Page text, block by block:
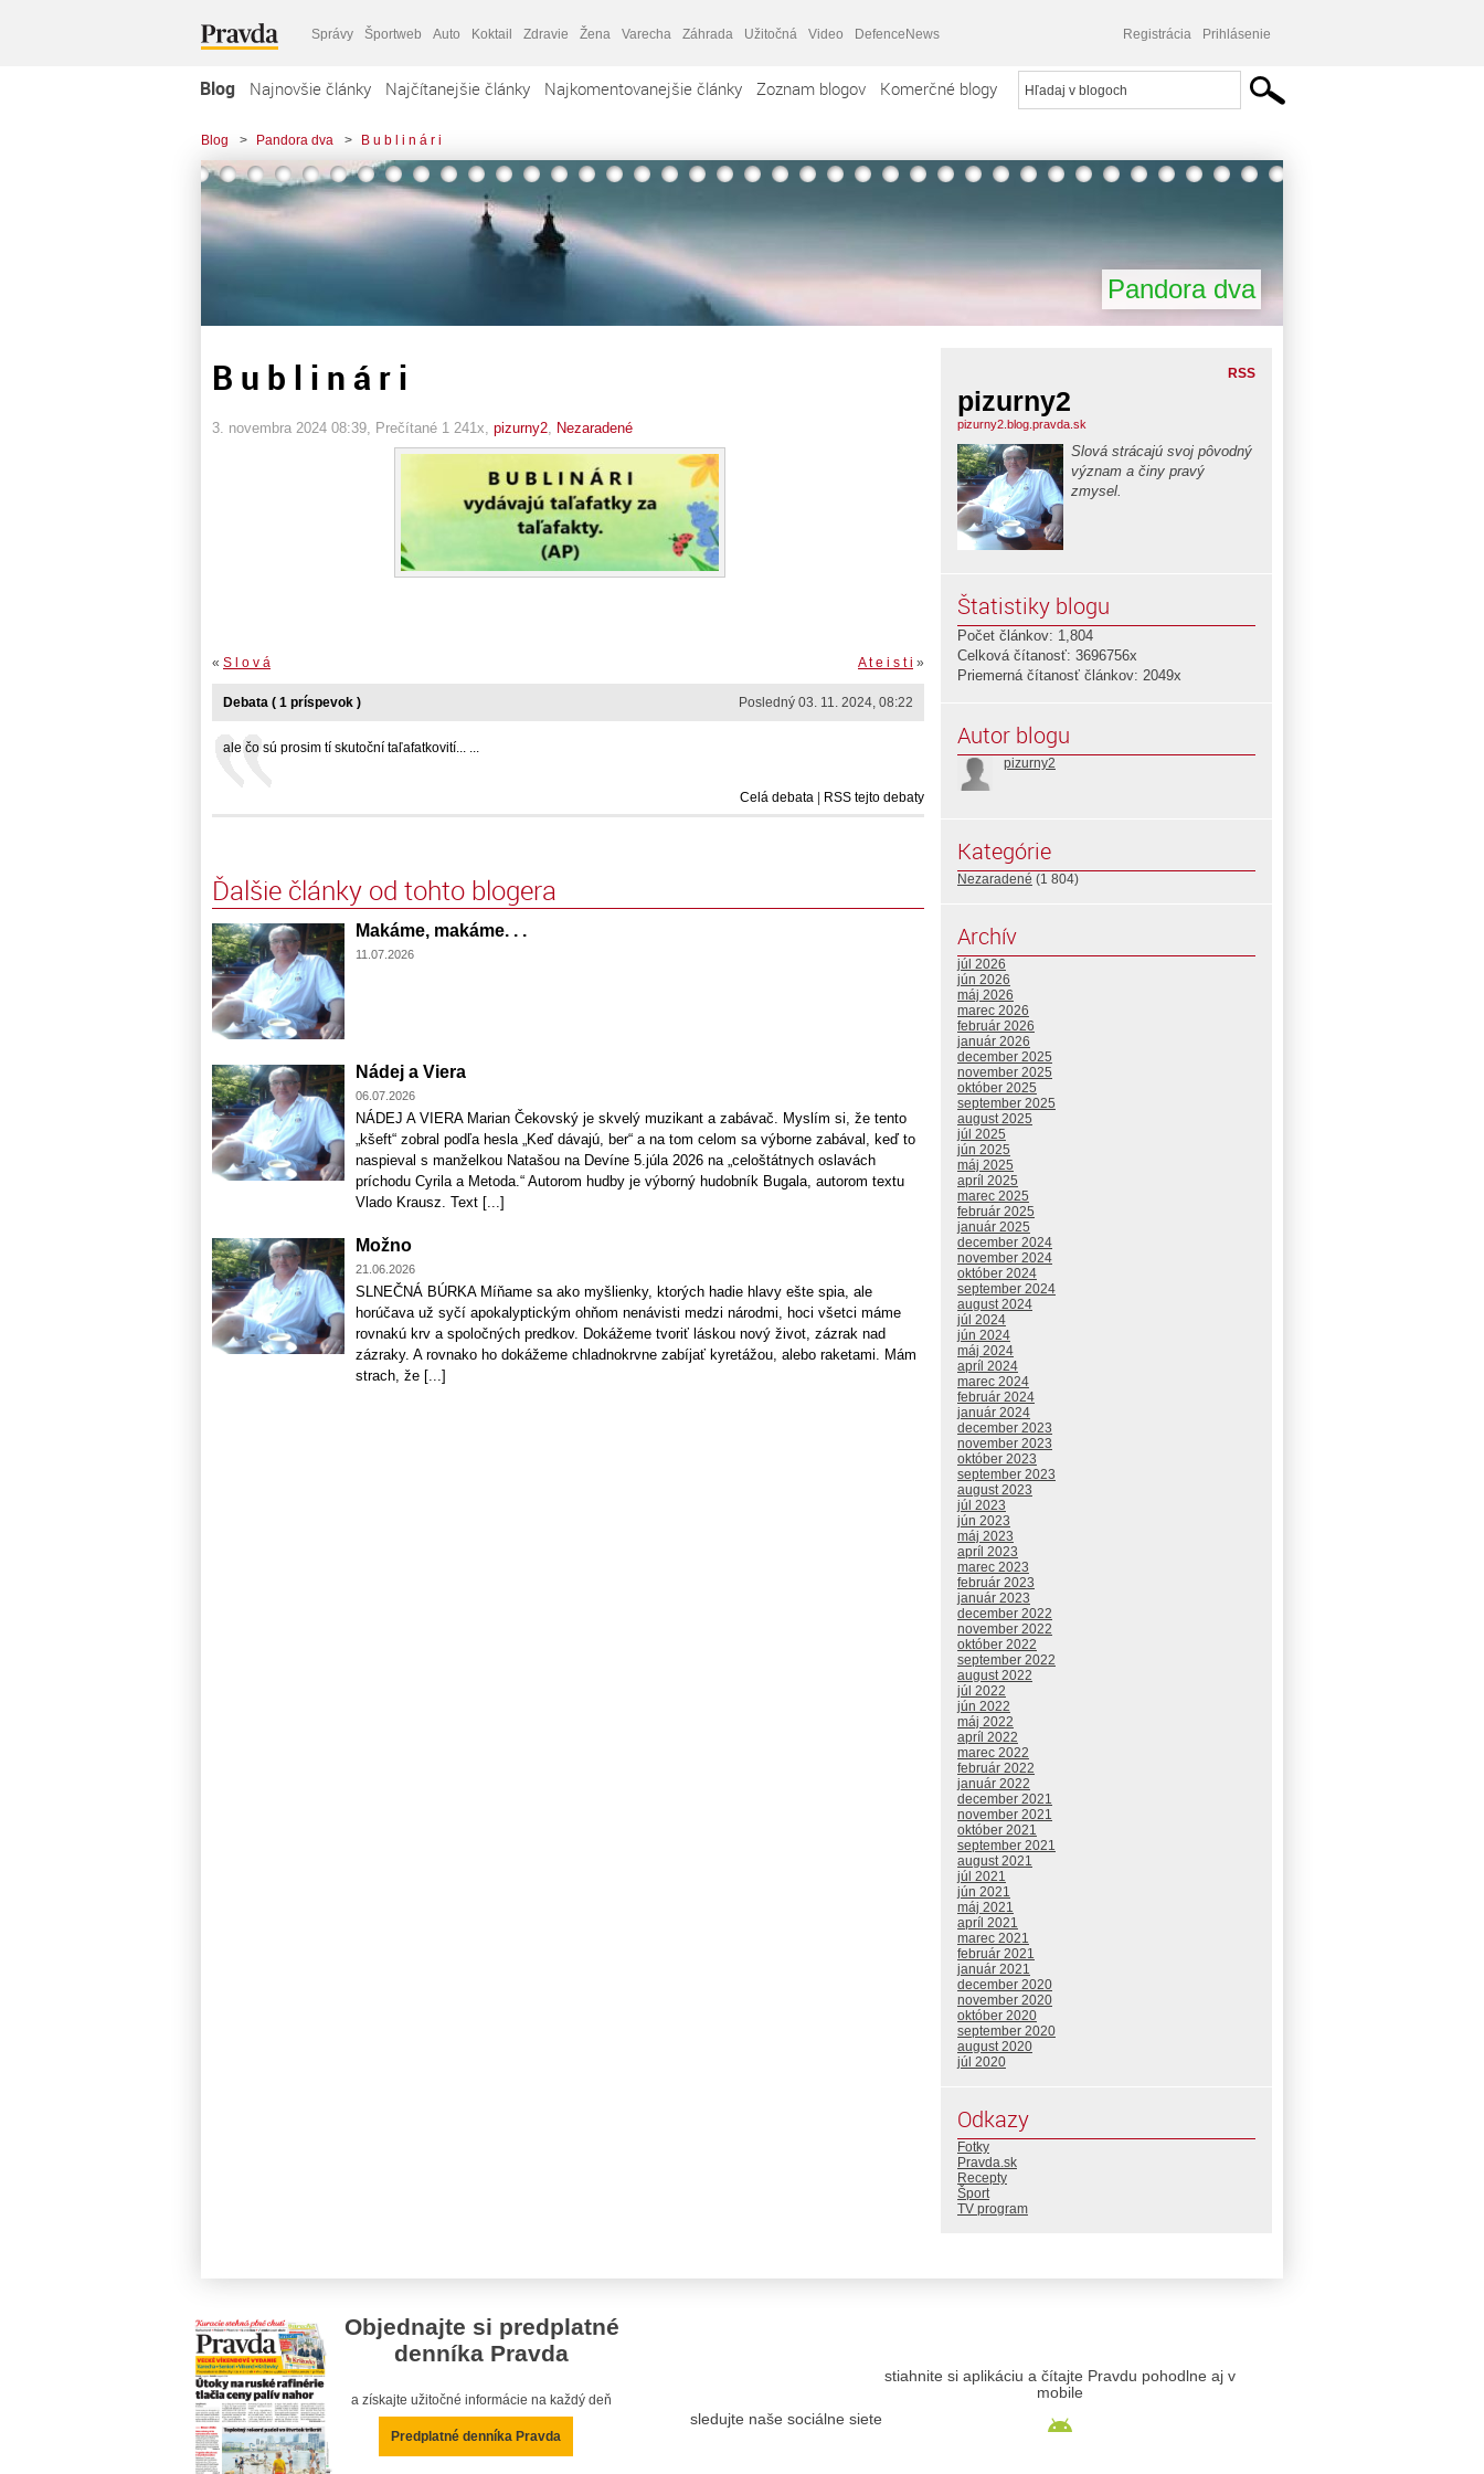
Správy Športweb Auto Koktail Zdravie Žena Varecha Záhrada Užitočná Video DefenceNews Registrácia Prihlásenie
Blog Najnovšie články Najčítanejšie články Najkomentovanejšie články Zoznam blogov Komerčné blogy
Blog > Pandora dva > B u b l i n á r i
Pandora dva
B u b l i n á r i
3. novembra 2024 08:39 , Prečítané 1 241x, pizurny2 Nezaradené
A t e i s t i »
« S l o v á
Posledný 03. 11. 2024, 08:22
Debata ( 1 príspevok )
ale čo sú prosim tí skutoční taľafatkovití... ...
Celá debata | RSS tejto debaty
Ďalšie články od tohto blogera
Makáme, makáme. . .
11.07.2026
Nádej a Viera
06.07.2026
NÁDEJ A VIERA Marian Čekovský je skvelý muzikant a zabávač. Myslím si, že tento
„kšeft“ zobral podľa hesla „Keď dávajú, ber“ a na tom celom sa výborne zabával, keď to
naspieval s manželkou Natašou na Devíne 5.júla 2026 na „celoštátnych oslavách
príchodu Cyrila a Metoda.“ Autorom hudby je výborný hudobník Bugala, autorom textu
Vlado Krausz. Text [...]
Možno
21.06.2026
SLNEČNÁ BÚRKA Míňame sa ako myšlienky, ktorých hadie hlavy ešte spia, ale
horúčava už syčí apokalyptickým ohňom nenávisti medzi národmi, hoci všetci máme
rovnakú krv a spoločných predkov. Dokážeme tvoriť láskou nový život, zázrak nad
zázraky. A rovnako ho dokážeme chladnokrvne zabíjať kyretážou, alebo raketami. Mám
strach, že [...]
RSS
pizurny2
pizurny2.blog.pravda.sk
Slová strácajú svoj pôvodný
význam a činy pravý
zmysel.
Štatistiky blogu
Počet článkov: 1,804
Celková čítanosť: 3696756x
Priemerná čítanosť článkov: 2049x
Autor blogu
pizurny2
Kategórie
Nezaradené (1 804)
Archív
júl 2026
jún 2026
máj 2026
marec 2026
február 2026
január 2026
december 2025
november 2025
október 2025
september 2025
august 2025
júl 2025
jún 2025
máj 2025
apríl 2025
marec 2025
február 2025
január 2025
december 2024
november 2024
október 2024
september 2024
august 2024
júl 2024
jún 2024
máj 2024
apríl 2024
marec 2024
február 2024
január 2024
december 2023
november 2023
október 2023
september 2023
august 2023
júl 2023
jún 2023
máj 2023
apríl 2023
marec 2023
február 2023
január 2023
december 2022
november 2022
október 2022
september 2022
august 2022
júl 2022
jún 2022
máj 2022
apríl 2022
marec 2022
február 2022
január 2022
december 2021
november 2021
október 2021
september 2021
august 2021
júl 2021
jún 2021
máj 2021
apríl 2021
marec 2021
február 2021
január 2021
december 2020
november 2020
október 2020
september 2020
august 2020
júl 2020
Odkazy
Fotky
Pravda.sk
Recepty
Šport
TV program
Objednajte si predplatné
denníka Pravda
a získajte užitočné informácie na každý deň
Predplatné denníka Pravda
sledujte naše sociálne siete
stiahnite si aplikáciu a čítajte Pravdu pohodlne aj v
mobile